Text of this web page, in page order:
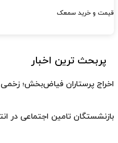
قیمت و خرید سمعک
پربحث ترین اخبار
اخراج پرستاران فیاض‌بخش؛
بازنشستگان تامین اجتماعی در